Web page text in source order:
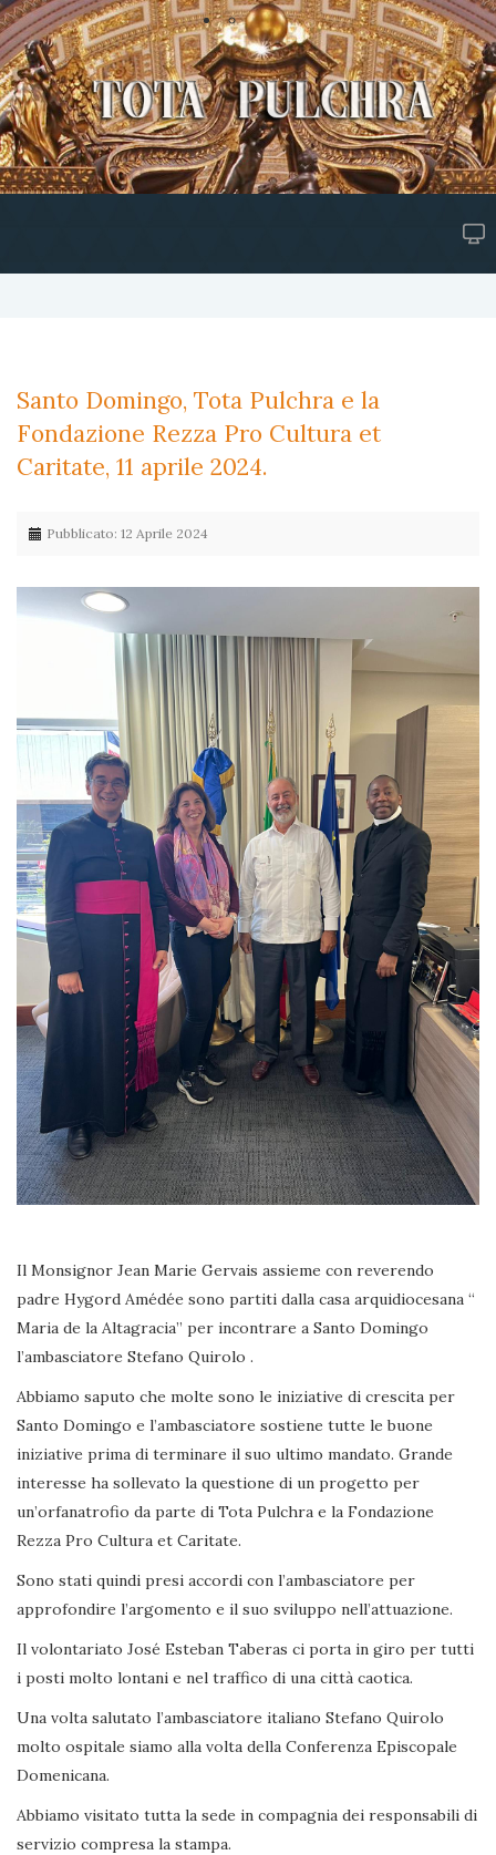
Santo Domingo, Tota Pulchra e la
Fondazione Rezza Pro Cultura et
Caritate, 11 aprile 2024.
Pubblicato: 12 Aprile 2024
Il Monsignor Jean Marie Gervais assieme con reverendo
padre Hygord Amédée sono partiti dalla casa arquidiocesana “
Maria de la Altagracia” per incontrare a Santo Domingo
l’ambasciatore Stefano Quirolo .
Abbiamo saputo che molte sono le iniziative di crescita per
Santo Domingo e l’ambasciatore sostiene tutte le buone
iniziative prima di terminare il suo ultimo mandato. Grande
interesse ha sollevato la questione di un progetto per
un’orfanatrofio da parte di Tota Pulchra e la Fondazione
Rezza Pro Cultura et Caritate.
Sono stati quindi presi accordi con l’ambasciatore per
approfondire l’argomento e il suo sviluppo nell’attuazione.
Il volontariato José Esteban Taberas ci porta in giro per tutti
i posti molto lontani e nel traffico di una città caotica.
Una volta salutato l’ambasciatore italiano Stefano Quirolo
molto ospitale siamo alla volta della Conferenza Episcopale
Domenicana.
Abbiamo visitato tutta la sede in compagnia dei responsabili di
servizio compresa la stampa.